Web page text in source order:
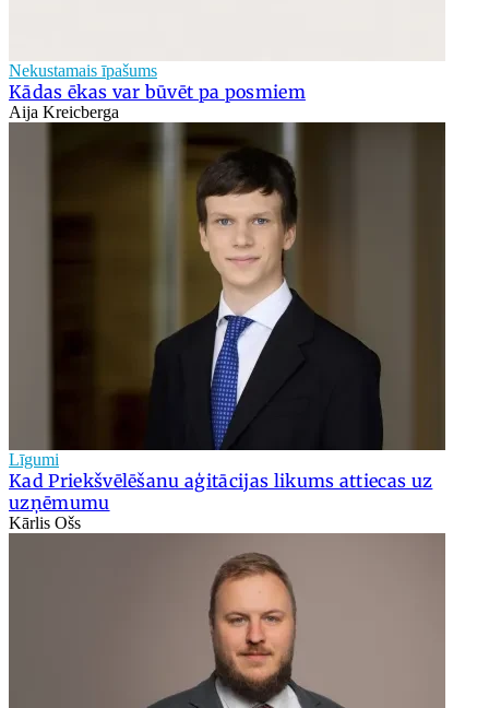
Nekustamais īpašums
Kādas ēkas var būvēt pa posmiem
Aija Kreicberga
Līgumi
Kad Priekšvēlēšanu aģitācijas likums attiecas uz
uzņēmumu
Kārlis Ošs